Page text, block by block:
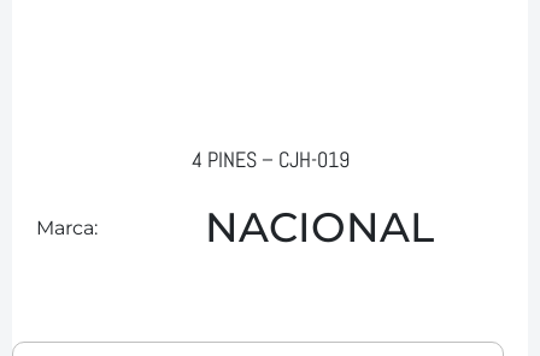
4 PINES – CJH-019
Marca: NACIONAL